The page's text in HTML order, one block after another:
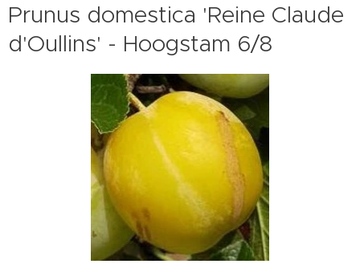
Prunus domestica 'Reine Claude
d'Oullins' - Hoogstam 6/8